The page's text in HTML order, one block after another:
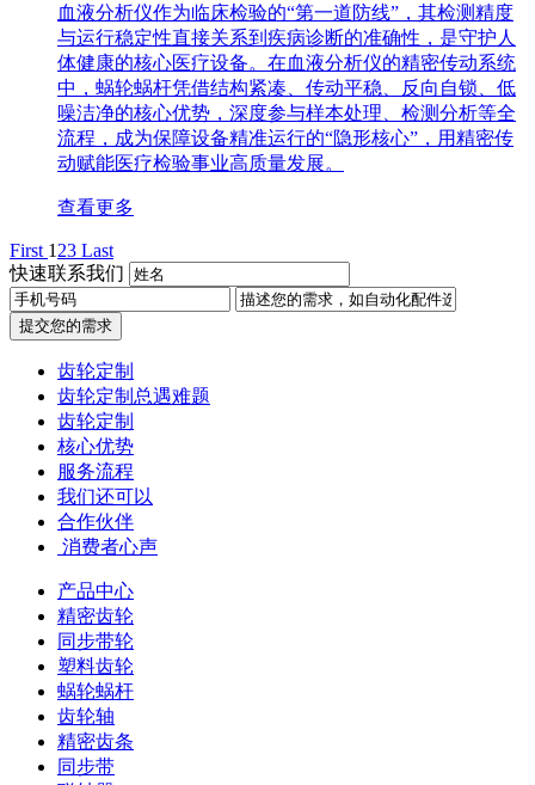
血液分析仪作为临床检验的“第一道防线”，其检测精度
与运行稳定性直接关系到疾病诊断的准确性，是守护人
体健康的核心医疗设备。在血液分析仪的精密传动系统
中，蜗轮蜗杆凭借结构紧凑、传动平稳、反向自锁、低
噪洁净的核心优势，深度参与样本处理、检测分析等全
流程，成为保障设备精准运行的“隐形核心”，用精密传
动赋能医疗检验事业高质量发展。
查看更多
First 1 23 Last
快速联系我们
提交您的需求
齿轮定制
齿轮定制总遇难题
齿轮定制
核心优势
服务流程
我们还可以
合作伙伴
​ 消费者心声
产品中心
精密齿轮
同步带轮
塑料齿轮
蜗轮蜗杆
齿轮轴
精密齿条
同步带